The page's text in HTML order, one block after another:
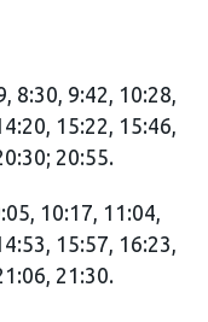
8:30, 9:42, 10:28,
15:22, 15:46,
20:55.
10:17, 11:04,
15:57, 16:23,
21:30.